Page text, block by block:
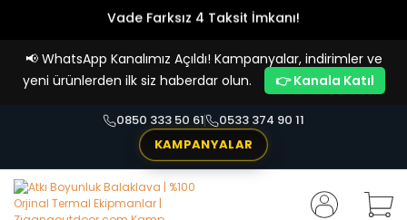
Vade Farksız 4 Taksit İmkanı!
📢 WhatsApp Kanalımız Açıldı! Kampanyalar, indirimler ve
yeni ürünlerden ilk siz haberdar olun.
👉 Kanala Katıl
0850 333 50 61
0533 374 90 11
KAMPANYALAR